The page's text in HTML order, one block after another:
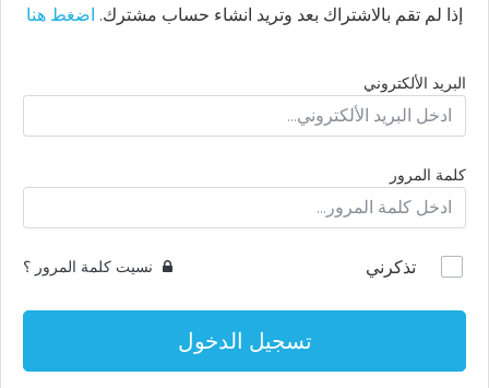
إذا لم تقم بالاشتراك بعد وتريد انشاء حساب مشترك. اضغط هنا
البريد الألكتروني
كلمة المرور
تذكرني نسيت كلمة المرور ؟
تسجيل الدخول